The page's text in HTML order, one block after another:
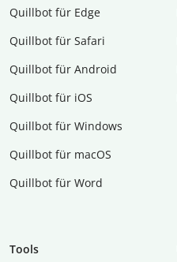
Quillbot für Edge
Quillbot für Safari
Quillbot für Android
Quillbot für iOS
Quillbot für Windows
Quillbot für macOS
Quillbot für Word
Tools